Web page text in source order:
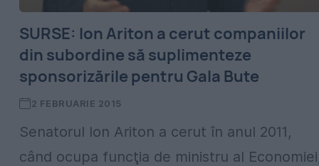
SURSE: Ion Ariton a cerut companiilor
din subordine să suplimenteze
sponsorizările pentru Gala Bute
2 FEBRUARIE 2015
Senatorul Ion Ariton a cerut în anul 2011,
când ocupa funcţia de ministru al